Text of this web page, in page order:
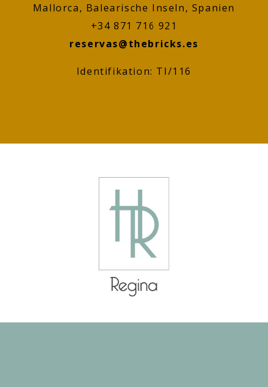
Mallorca, Balearische Inseln, Spanien
+34 871 716 921
reservas@thebricks.es
Identifikation: TI/116